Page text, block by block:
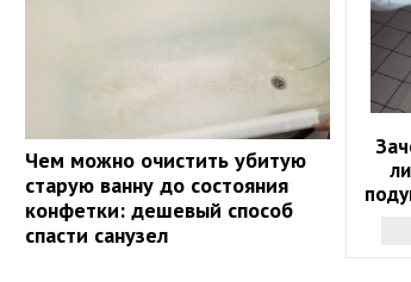
Чем можно очистить убитую
старую ванну до состояния
конфетки: дешевый способ
спасти санузел